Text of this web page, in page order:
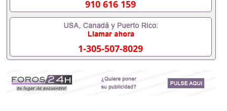
国企/事业单位需要些什么材料551190476办理假毕业
证在国内能用吗, 挂科拿不到毕业证怎么办, 毕业证丢
了怎么办, 没有正常毕业怎么办理毕业证,没毕业可以
办学历认证吗,您是否因为中途辍学、挂科而没有正常
毕业551190476您是否因为递交材料不齐而被拒之门
外551190476您是否因没正常毕业而导致回国得不到
怎么办551190476找工作没有文凭怎么办,怎么办理本
科/研究生文凭551190476如何办理本科/硕士毕业证
910 616 159
1-305-507-8029